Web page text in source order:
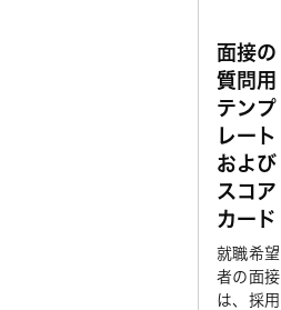
面接の
質問用
テンプ
レート
および
スコア
カード
就職希望
者の面接
は、採用